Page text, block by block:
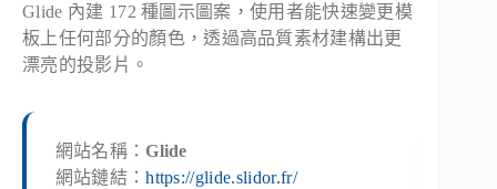
Glide 內建 172 種圖示圖案，使用者能快速變更模
板上任何部分的顏色，透過高品質素材建構出更
漂亮的投影片。
網站名稱：Glide
網站鏈結：https://glide.slidor.fr/